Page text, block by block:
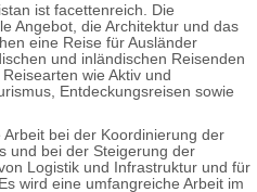
ist facettenreich. Die
Angebot, die Architektur und das
eine Reise für Ausländer
und inländischen Reisenden
wie Aktiv und
Entdeckungsreisen sowie
Arbeit bei der Koordinierung der
und bei der Steigerung der
Logistik und Infrastruktur und für
wird eine umfangreiche Arbeit im